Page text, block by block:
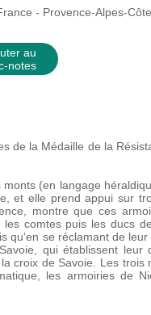
- Provence-Alpes-
au
notes
de la Médaille de la
(en langage
et elle prend appui sur
montre que ces
comtes puis les ducs
qu'en se réclamant de
qui établissent leur
croix de Savoie. Les trois
les armoiries de